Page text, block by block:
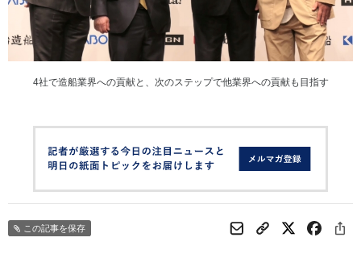
4社で造船業界への貢献と、次のステップで他業界への貢献も目指す
この記事を保存